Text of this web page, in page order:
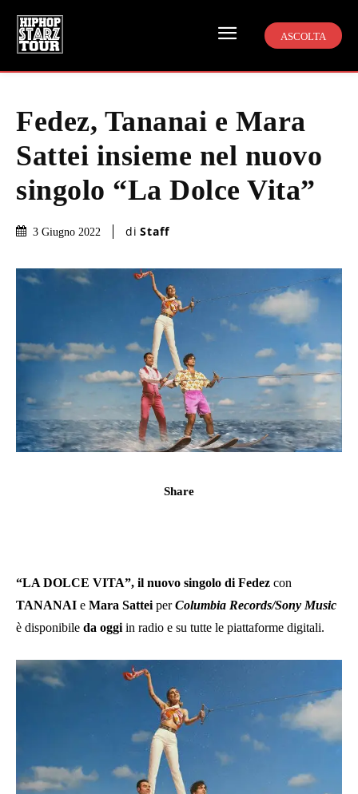
ASCOLTA
Fedez, Tananai e Mara
Sattei insieme nel nuovo
singolo “La Dolce Vita”
3 Giugno 2022 di Staff
Share
“LA DOLCE VITA”, il nuovo singolo di Fedez con
TANANAI e Mara Sattei perColumbia Records/Sony Music
è disponibile da oggi in radio e su tutte le piattaforme digitali.